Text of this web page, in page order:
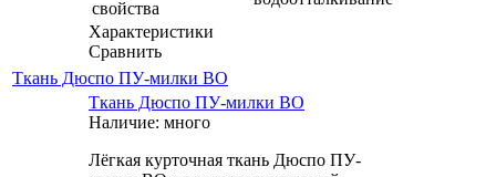
свойства
Характеристики
Сравнить
Ткань Дюспо ПУ-милки ВО
Ткань Дюспо ПУ-милки ВО
Наличие: много
Лёгкая курточная ткань Дюспо ПУ-